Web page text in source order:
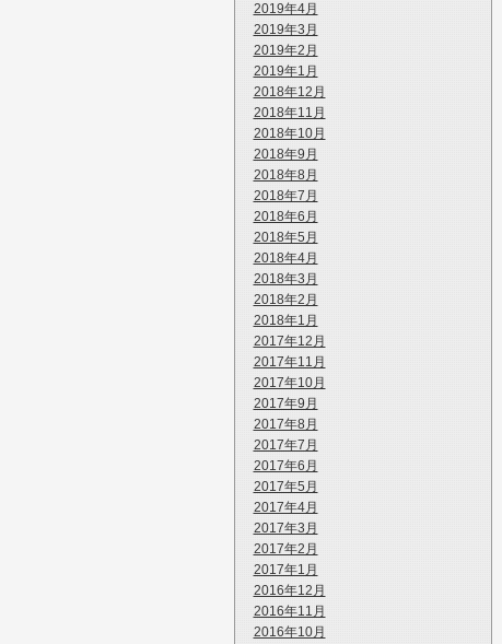
2019年4月
2019年3月
2019年2月
2019年1月
2018年12月
2018年11月
2018年10月
2018年9月
2018年8月
2018年7月
2018年6月
2018年5月
2018年4月
2018年3月
2018年2月
2018年1月
2017年12月
2017年11月
2017年10月
2017年9月
2017年8月
2017年7月
2017年6月
2017年5月
2017年4月
2017年3月
2017年2月
2017年1月
2016年12月
2016年11月
2016年10月